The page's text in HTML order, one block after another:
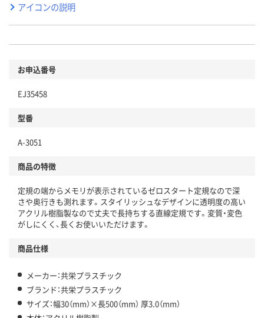
アイコンの説明
お申込番号
EJ35458
型番
A-3051
商品の特徴
定規の端からメモリが表示されているゼロスタート定規なので深
さや奥行きも測れます。スタイリッシュなデザインに透明度の高い
アクリル樹脂製なので丈夫で長持ちする直線定規です。変質・変色
がしにくく、長くお使いいただけます。
商品仕様
メーカー：共栄プラスチック
ブランド：共栄プラスチック
サイズ：幅30（mm）×長500（mm） 厚3.0（mm）